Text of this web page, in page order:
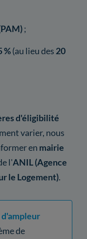
;
%(au lieu des 20
d'éligibilité
varier, nous
en mairie
l'ANIL (Agence
le Logement).
de